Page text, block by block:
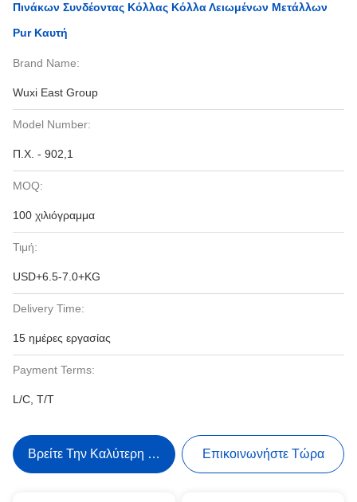
Πινάκων Συνδέοντας Κόλλας Κόλλα Λειωμένων Μετάλλων
Pur Καυτή
Brand Name:
Wuxi East Group
Model Number:
Π.Χ. - 902,1
MOQ:
100 χιλιόγραμμα
Τιμή:
USD+6.5-7.0+KG
Delivery Time:
15 ημέρες εργασίας
Payment Terms:
L/C, T/T
Βρείτε Την Καλύτερη Τιμή Επικοινωνήστε Τώρα